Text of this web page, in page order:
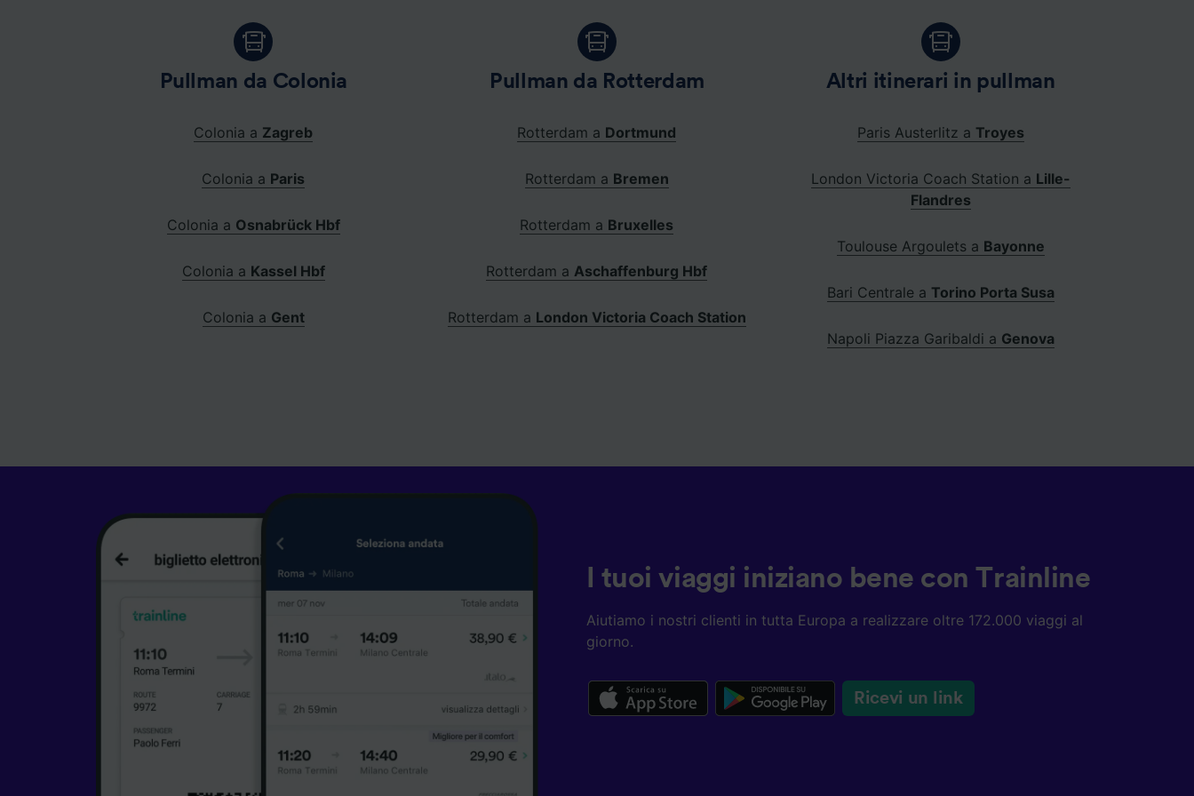
Pullman da Colonia
Colonia a Zagreb
Colonia a Paris
Colonia a Osnabrück Hbf
Colonia a Kassel Hbf
Colonia a Gent
Pullman da Rotterdam
Rotterdam a Dortmund
Rotterdam a Bremen
Rotterdam a Bruxelles
Rotterdam aAschaffenburg Hbf
Rotterdam a London Victoria Coach Station
Altri itinerari in pullman
Paris Austerlitz a Troyes
London Victoria Coach Station a Lille-
Flandres
Toulouse Argoulets a Bayonne
Bari Centrale a Torino Porta Susa
Napoli Piazza Garibaldi a Genova
I tuoi viaggi iniziano bene con Trainline
Aiutiamo i nostri clienti in tutta Europa a realizzare oltre 172.000 viaggi al
giorno.
Ricevi un link